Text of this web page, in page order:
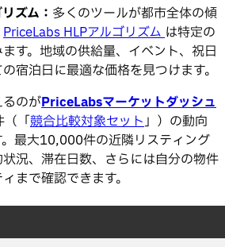
ズム： 多くのツールが都市全体の傾
PriceLabs HLPアルゴリズム は特定の
す。地域の供給量、イベント、祝日
宿泊日に最適な価格を見つけます。
のがPriceLabsマーケットダッシュ
（「競合比較対象セット」）の動向
最大10,000件の近隣リスティング
況、滞在日数、さらには自分の物件
まで確認できます。